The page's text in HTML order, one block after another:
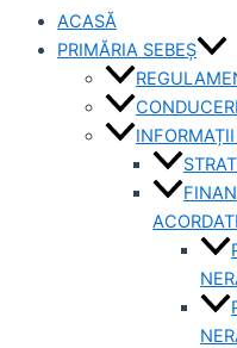
ACASĂ
PRIMĂRIA SEBEȘ